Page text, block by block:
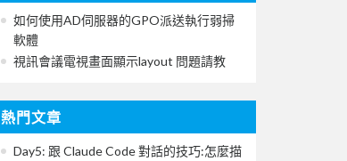
如何使用AD伺服器的GPO派送執行弱掃
軟體
視訊會議電視畫面顯示layout 問題請教
熱門文章
Day5: 跟 Claude Code 對話的技巧:怎麼描